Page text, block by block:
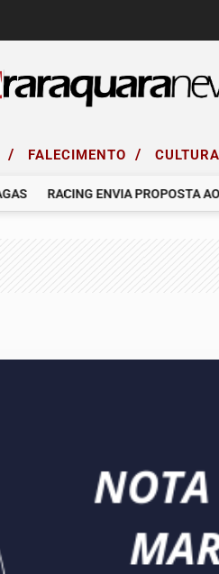
/ FALECIMENTO / CULTURA
RACING ENVIA PROPOSTA AO